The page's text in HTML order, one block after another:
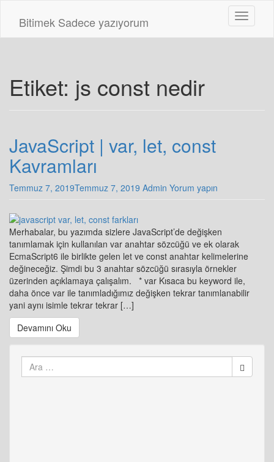
Toggle
Bitimek Sadece yazıyorum
Etiket: js const nedir
JavaScript | var, let, const
Kavramları
Temmuz 7, 2019Temmuz 7, 2019 Admin Yorum yapın
Merhabalar, bu yazımda sizlere JavaScript’de değişken
tanımlamak için kullanılan var anahtar sözcüğü ve ek olarak
EcmaScript6 ile birlikte gelen let ve const anahtar kelimelerine
değineceğiz. Şimdi bu 3 anahtar sözcüğü sırasıyla örnekler
üzerinden açıklamaya çalışalım. * var Kısaca bu keyword ile,
daha önce var ile tanımladığımız değişken tekrar tanımlanabilir
yani aynı isimle tekrar tekrar […]
Devamını Oku
Arama
yap: